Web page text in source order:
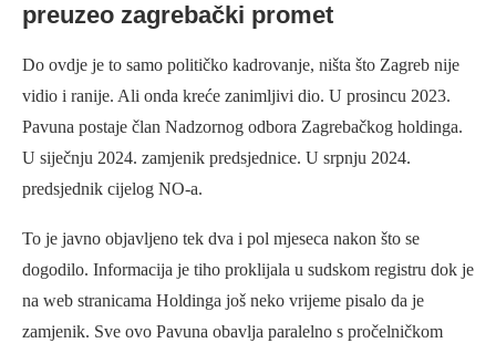
preuzeo zagrebački promet
Do ovdje je to samo političko kadrovanje, ništa što Zagreb nije
vidio i ranije. Ali onda kreće zanimljivi dio. U prosincu 2023.
Pavuna postaje član Nadzornog odbora Zagrebačkog holdinga.
U siječnju 2024. zamjenik predsjednice. U srpnju 2024.
predsjednik cijelog NO-a.
To je javno objavljeno tek dva i pol mjeseca nakon što se
dogodilo. Informacija je tiho proklijala u sudskom registru dok je
na web stranicama Holdinga još neko vrijeme pisalo da je
zamjenik. Sve ovo Pavuna obavlja paralelno s pročelničkom